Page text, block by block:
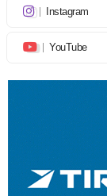
Instagram
YouTube